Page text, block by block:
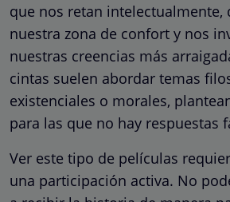
que nos retan intelectualmente,
nuestra zona de confort y nos
nuestras creencias más
cintas suelen abordar temas
existenciales o morales,
para las que no hay respuestas
Ver este tipo de películas
una participación activa. No